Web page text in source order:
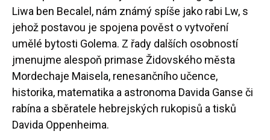
Liwa ben Becalel, nám známý spíše jako rabi Lӧw, s
jehož postavou je spojena pověst o vytvoření
umělé bytosti Golema. Z řady dalších osobností
jmenujme alespoň primase Židovského města
Mordechaje Maisela, renesančního učence,
historika, matematika a astronoma Davida Ganse či
rabína a sběratele hebrejských rukopisů a tisků
Davida Oppenheima.